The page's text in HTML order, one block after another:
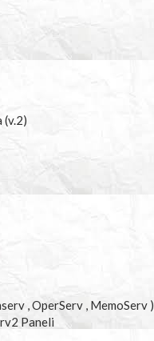
(v.2)
, OperServ , MemoServ )
Paneli